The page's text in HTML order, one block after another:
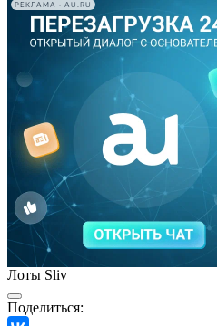
РЕКЛАМА • AU.RU
Лоты Sliv
Поделиться: